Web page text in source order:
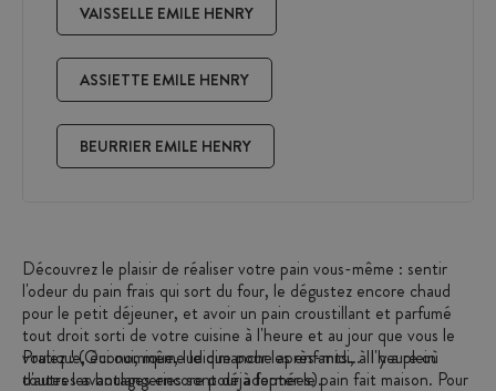
VAISSELLE EMILE HENRY
ASSIETTE EMILE HENRY
BEURRIER EMILE HENRY
Découvrez le plaisir de réaliser votre pain vous-même : sentir
l'odeur du pain frais qui sort du four, le dégustez encore chaud
pour le petit déjeuner, et avoir un pain croustillant et parfumé
tout droit sorti de votre cuisine à l'heure et au jour que vous le
voulez ! (Oui oui, même le dimanche après-midi, à l'heure où
toutes les boulangeries sont déjà fermées).
Pratique, économique, ludique pour les enfants... Il y a plein
d'autres avantages encore pour adopter le pain fait maison. Pour